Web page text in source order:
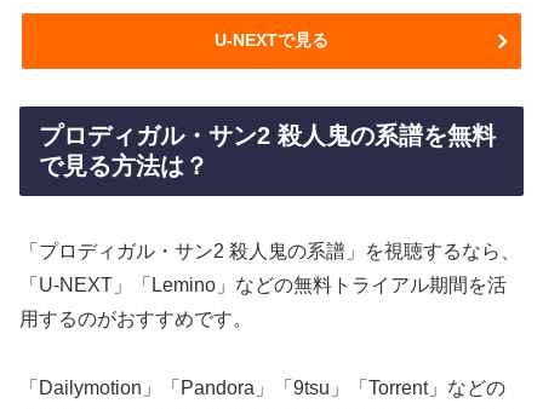
U-NEXTで見る
プロディガル・サン2 殺人鬼の系譜を無料
で見る方法は？
「プロディガル・サン2 殺人鬼の系譜」を視聴するなら、
「U-NEXT」「Lemino」などの無料トライアル期間を活
用するのがおすすめです。
「Dailymotion」「Pandora」「9tsu」「Torrent」などの